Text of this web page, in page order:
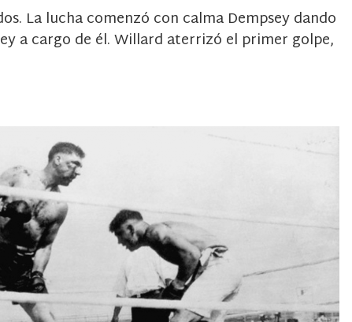
La lucha comenzó con calma Dempsey dando
a cargo de él. Willard aterrizó el primer golpe,